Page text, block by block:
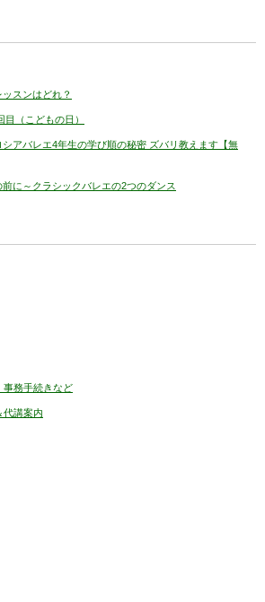
スンはどれ？
（こどもの日）
アバレエ4年生の学び順の秘密 ズバリ教えます【無
に～クラシックバレエの2つのダンス
事務手続きなど
代講案内